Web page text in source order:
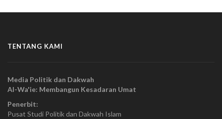
TENTANG KAMI
Media Politik dan Dakwah
Al-Wa'ie: Membangun Kesadaran Umat
Penerbit:
Pusat Studi Politik dan Dakwah Islam